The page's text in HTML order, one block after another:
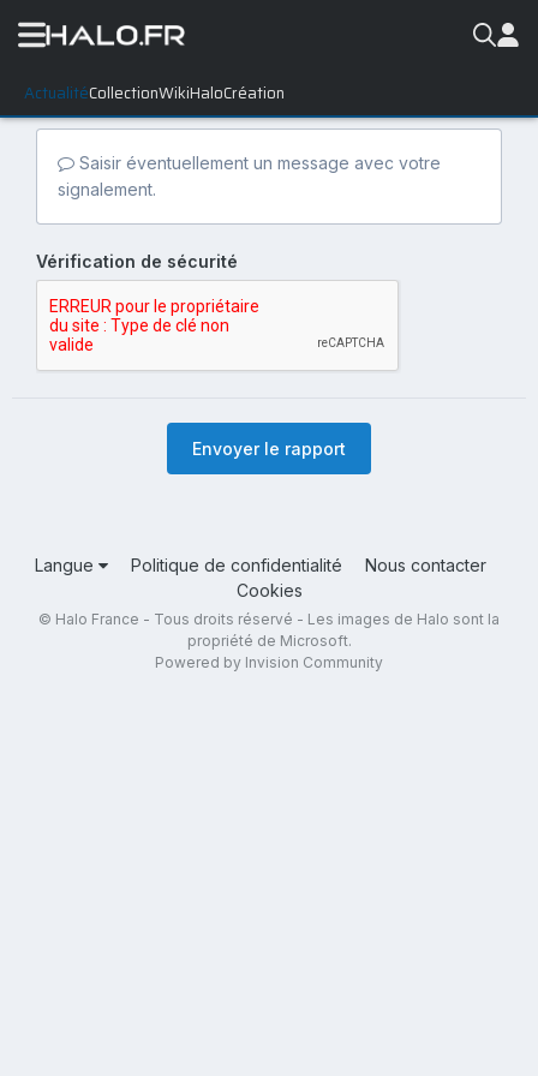
ActualitéCollectionWikiHaloCréation
Saisir éventuellement un message avec votre
signalement.
Vérification de sécurité
Envoyer le rapport
Langue Politique de confidentialité
Nous contacter
Cookies
© Halo France - Tous droits réservé - Les images de Halo sont la
propriété de Microsoft.
Powered by Invision Community